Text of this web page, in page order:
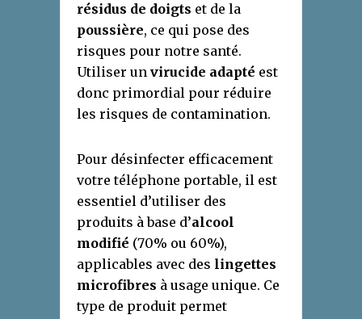
résidus de doigts et de la
poussière, ce qui pose des
risques pour notre santé.
Utiliser un virucide adapté est
donc primordial pour réduire
les risques de contamination.
Pour désinfecter efficacement
votre téléphone portable, il est
essentiel d’utiliser des
produits à base d’alcool
modifié (70% ou 60%),
applicables avec des lingettes
microfibres à usage unique. Ce
type de produit permet